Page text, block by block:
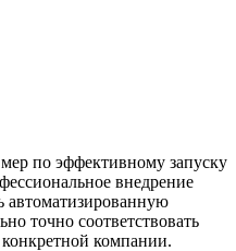
по эффективному запуску
внедрение
автоматизированную
точно соответствовать
компании.